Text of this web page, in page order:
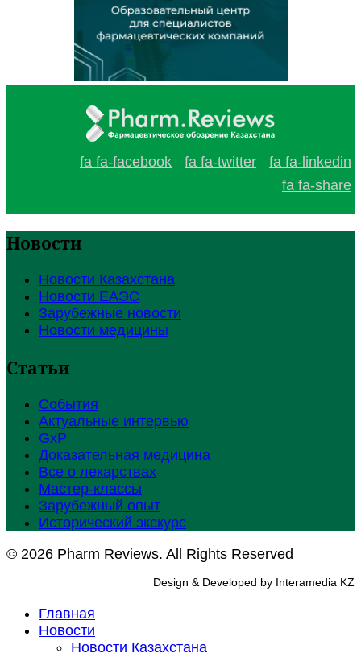
fa fa-facebook fa fa-twitter
fa fa-linkedin
fa fa-share
Новости
Новости Казахстана
Новости ЕАЭС
Зарубежные новости
Новости медицины
Статьи
События
Актуальные интервью
GxP
Доказательная медицина
Все о лекарствах
Мастер-классы
Зарубежный опыт
Исторический экскурс
© 2026 Pharm Reviews. All Rights Reserved
Design & Developed by Interamedia KZ
Главная
Новости
Новости Казахстана